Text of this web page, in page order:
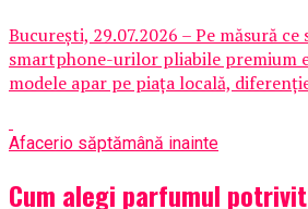
București, 29.07.2026 – Pe măsură
smartphone-urilor pliabile premium
modele apar pe piața locală,
Afacerio săptămână inainte
Cum alegi parfumul